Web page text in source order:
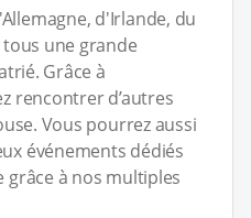
d'Irlande, du
tous une grande
Grâce à
rencontrer d’autres
Vous pourrez aussi
événements dédiés
grâce à nos multiples